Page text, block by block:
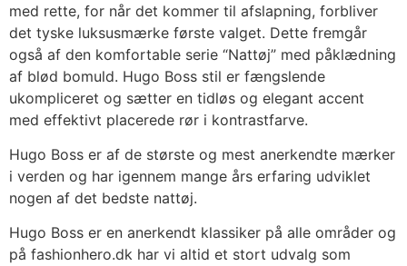
med rette, for når det kommer til afslapning, forbliver
det tyske luksusmærke første valget. Dette fremgår
også af den komfortable serie “Nattøj” med påklædning
af blød bomuld. Hugo Boss stil er fængslende
ukompliceret og sætter en tidløs og elegant accent
med effektivt placerede rør i kontrastfarve.
Hugo Boss er af de største og mest anerkendte mærker
i verden og har igennem mange års erfaring udviklet
nogen af det bedste nattøj.
Hugo Boss er en anerkendt klassiker på alle områder og
på fashionhero.dk har vi altid et stort udvalg som